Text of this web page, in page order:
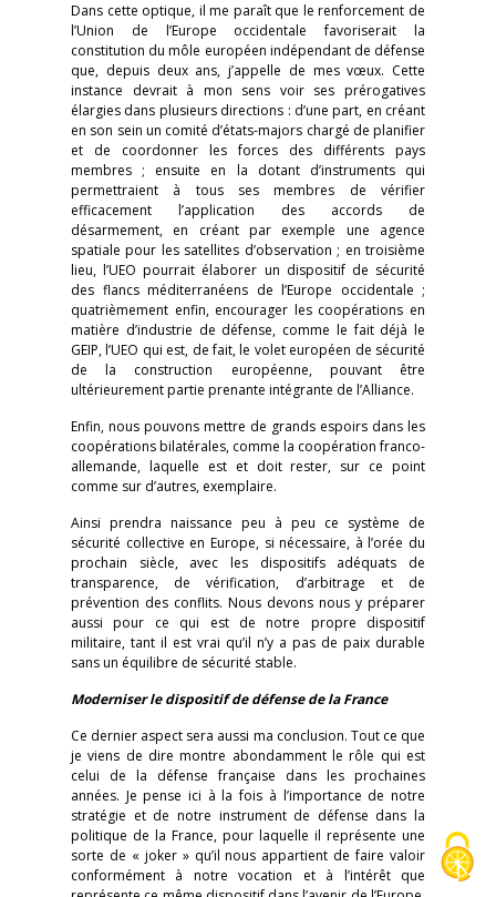
Dans cette optique, il me paraît que le renforcement de
l’Union de l’Europe occidentale favoriserait la
constitution du môle européen indépendant de défense
que, depuis deux ans, j’appelle de mes vœux. Cette
instance devrait à mon sens voir ses prérogatives
élargies dans plusieurs directions : d’une part, en créant
en son sein un comité d’états-majors chargé de planifier
et de coordonner les forces des différents pays
membres ; ensuite en la dotant d’instruments qui
permettraient à tous ses membres de vérifier
efficacement l’application des accords de
désarmement, en créant par exemple une agence
spatiale pour les satellites d’observation ; en troisième
lieu, l’UEO pourrait élaborer un dispositif de sécurité
des flancs méditerranéens de l’Europe occidentale ;
quatrièmement enfin, encourager les coopérations en
matière d’industrie de défense, comme le fait déjà le
GEIP, l’UEO qui est, de fait, le volet européen de sécurité
de la construction européenne, pouvant être
ultérieurement partie prenante intégrante de l’Alliance.
Enfin, nous pouvons mettre de grands espoirs dans les
coopérations bilatérales, comme la coopération franco-
allemande, laquelle est et doit rester, sur ce point
comme sur d’autres, exemplaire.
Ainsi prendra naissance peu à peu ce système de
sécurité collective en Europe, si nécessaire, à l’orée du
prochain siècle, avec les dispositifs adéquats de
transparence, de vérification, d’arbitrage et de
prévention des conflits. Nous devons nous y préparer
aussi pour ce qui est de notre propre dispositif
militaire, tant il est vrai qu’il n’y a pas de paix durable
sans un équilibre de sécurité stable.
Moderniser le dispositif de défense de la France
Ce dernier aspect sera aussi ma conclusion. Tout ce que
je viens de dire montre abondamment le rôle qui est
celui de la défense française dans les prochaines
années. Je pense ici à la fois à l’importance de notre
stratégie et de notre instrument de défense dans la
politique de la France, pour laquelle il représente une
sorte de « joker » qu’il nous appartient de faire valoir
conformément à notre vocation et à l’intérêt que